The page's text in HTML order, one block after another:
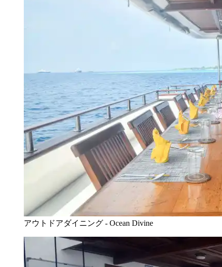
アウトドアダイニング - Ocean Divine